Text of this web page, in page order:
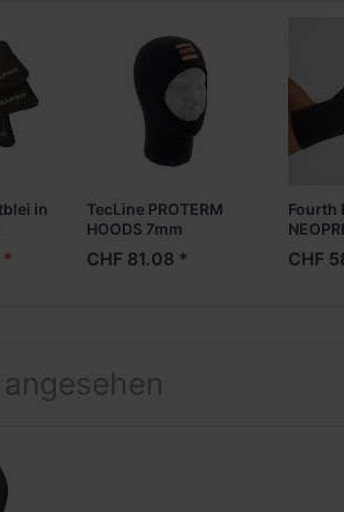
in
*
TecLine PROTERM
HOODS 7mm
CHF 81.08 *
Fourth
CHF